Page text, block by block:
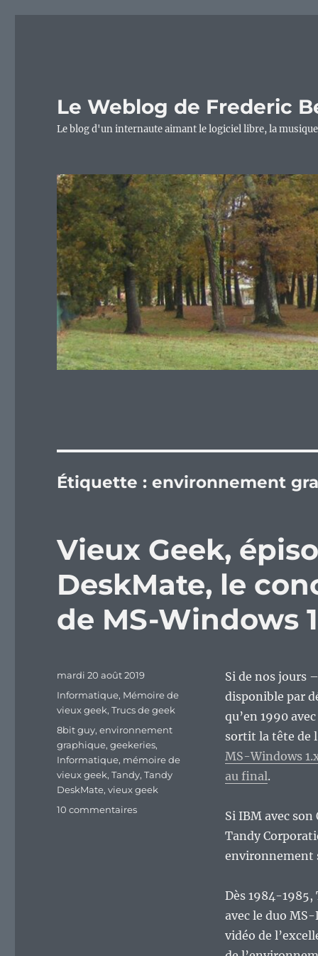
Le Weblog de Frederic
Le blog d'un internaute aimant le logiciel libre, la
Étiquette :environnement
Vieux Geek,
DeskMate, le
de MS-Windows
Si de nos jours
disponible par
qu’en 1990
sortit la tête de
MS-Windows
au final.
Si IBM avec
Tandy
environnement
Dès 1984-1985,
avec le duo MS-
vidéo de
Publié
mardi 20 août 2019
Catégories
Informatique, Mémoire de
vieux geek,Trucs de geek
Étiquettes
8bit guy,environnement
graphique,geekeries,
Informatique, mémoire de
vieux geek,Tandy,Tandy
DeskMate,vieux geek
10 commentairessur